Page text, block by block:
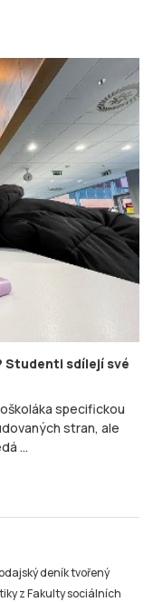
Studenti sdílejí své
specifickou
stran, ale
...
deník tvořený
z Fakulty sociálních